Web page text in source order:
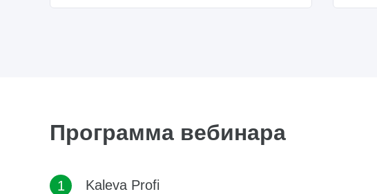
Программа вебинара
Kaleva Profi